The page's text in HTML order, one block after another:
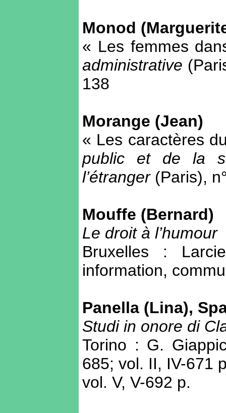
Monod
« Les femmes
administrative
138
Morange (Jean)
« Les caractères
public et de la
l’étranger(Paris),
Mouffe (Bernard)
Le droit à l’humour
Bruxelles :
information,
Panella (Lina),
Studi in onore di
Torino : G.
685; vol. II, IV-671
vol. V, V-692 p.